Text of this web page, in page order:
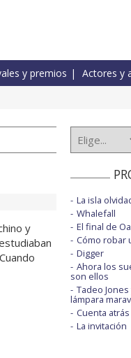
y premios Actores y
y
La isla
Whalefall
El final de
Cómo robar
Digger
Ahora los
son ellos
Tadeo Jones
lámpara
Cuenta atrás
La invitación